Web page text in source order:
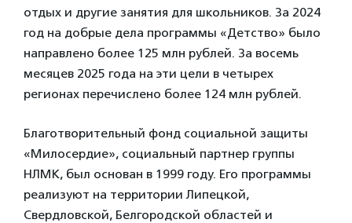
отдых и другие занятия для школьников. За 2024
год на добрые дела программы «Детство» было
направлено более 125 млн рублей. За восемь
месяцев 2025 года на эти цели в четырех
регионах перечислено более 124 млн рублей.
Благотворительный фонд социальной защиты
«Милосердие», социальный партнер группы
НЛМК, был основан в 1999 году. Его программы
реализуют на территории Липецкой,
Свердловской, Белгородской областей и